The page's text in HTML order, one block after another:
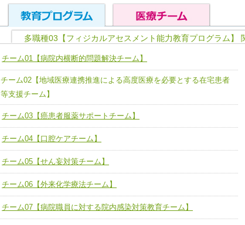
ユニット１ 医療人としての基礎能力
全人的医療を実践する医療人として、必要な基礎能力を身につ
ける
ユニット２ チーム医療構成力
必要に応じて柔軟に医療チームを組織し、強調できる
ユニット３ 多職種連携力
他職種の視点とスキルを学び、相互理解と連携を深める
チーム01【病院内横断的問題解決チーム】
チーム02【地域医療連携推進による高度医療を必要とする在
宅患者等支援チーム】
チーム03【癌患者服薬サポートチーム】
チーム04【口腔ケアチーム】
チーム06【外来化学療法チーム】
チーム07【病院職員に対する院内感染対策教育チーム】
多職種03【フィジカルアセスメント能力教育プログラム】
チーム01【病院内横断的問題解決チーム】
チーム02【地域医療連携推進による高度医療を必要とする在宅患者
等支援チーム】
チーム03【癌患者服薬サポートチーム】
チーム04【口腔ケアチーム】
チーム05【せん妄対策チーム】
チーム06【外来化学療法チーム】
チーム07【病院職員に対する院内感染対策教育チーム】